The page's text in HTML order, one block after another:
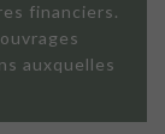
financiers.
auxquelles